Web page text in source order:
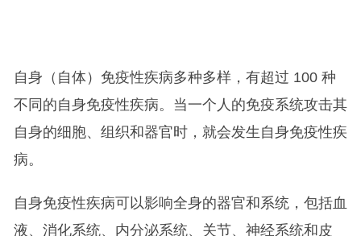
自身（自体）免疫性疾病多种多样，有超过 100 种
不同的自身免疫性疾病。当一个人的免疫系统攻击其
自身的细胞、组织和器官时，就会发生自身免疫性疾
病。
自身免疫性疾病可以影响全身的器官和系统，包括血
液、消化系统、内分泌系统、关节、神经系统和皮